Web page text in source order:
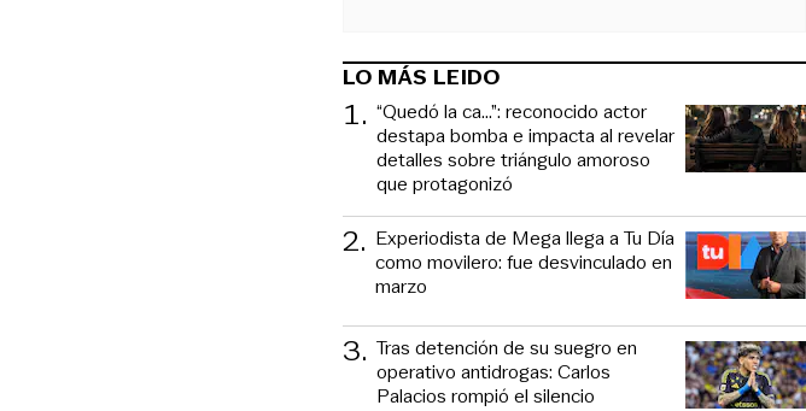
LO MÁS LEIDO
1. “Quedó la ca...”: reconocido actor
destapa bomba e impacta al revelar
detalles sobre triángulo amoroso
que protagonizó
2. Experiodista de Mega llega a Tu Día
como movilero: fue desvinculado en
marzo
3. Tras detención de su suegro en
operativo antidrogas: Carlos
Palacios rompió el silencio